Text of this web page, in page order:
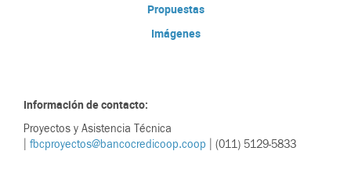
Propuestas
Imágenes
Información de contacto:
Proyectos y Asistencia Técnica
fbcproyectos@bancocredicoop.coop | (011) 5129-5833